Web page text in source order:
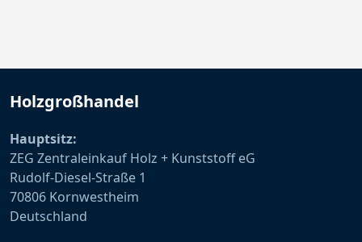
Holzgroßhandel
Hauptsitz:
ZEG Zentraleinkauf Holz + Kunststoff eG
Rudolf-Diesel-Straße 1
70806 Kornwestheim
Deutschland